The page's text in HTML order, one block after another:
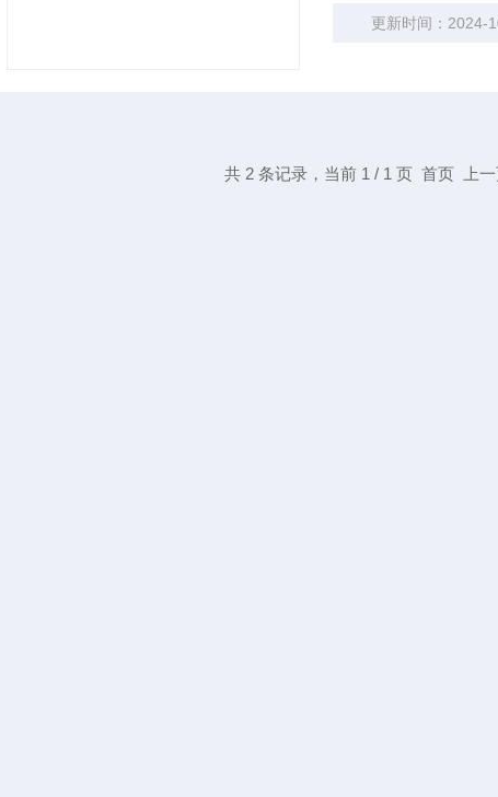
更新时间：2024-
共 2 条记录，当前 1 / 1 页 首页